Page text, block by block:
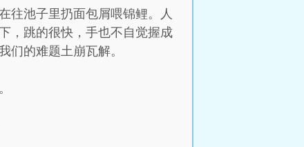
往池子里扔面包屑喂锦鲤。人
，跳的很快，手也不自觉握成
们的难题土崩瓦解。